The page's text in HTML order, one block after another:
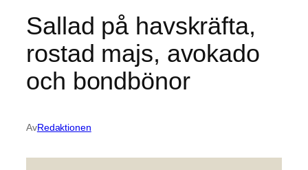
Sallad på havskräfta,
rostad majs, avokado
och bondbönor
AvRedaktionen